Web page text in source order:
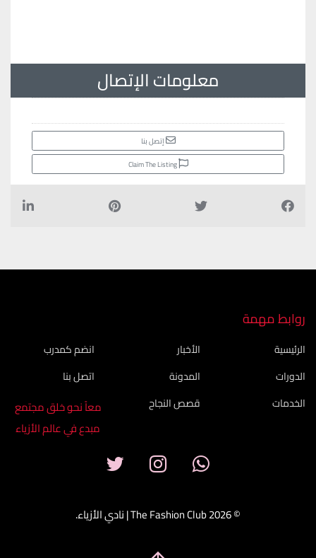
معلومات الإتصال
إتصل بنا
Claim The Listing
روابط مهمة
الرئيسية
الدورات
الخدمات
الأخبار
المدونة
قصص النجاح
انضم كمدرب
اتصل بنا
معاً نحو خلق مجتمع
مبدع في عالم الأزياء
© 2026 The Fashion Club | نادي الأزياء.